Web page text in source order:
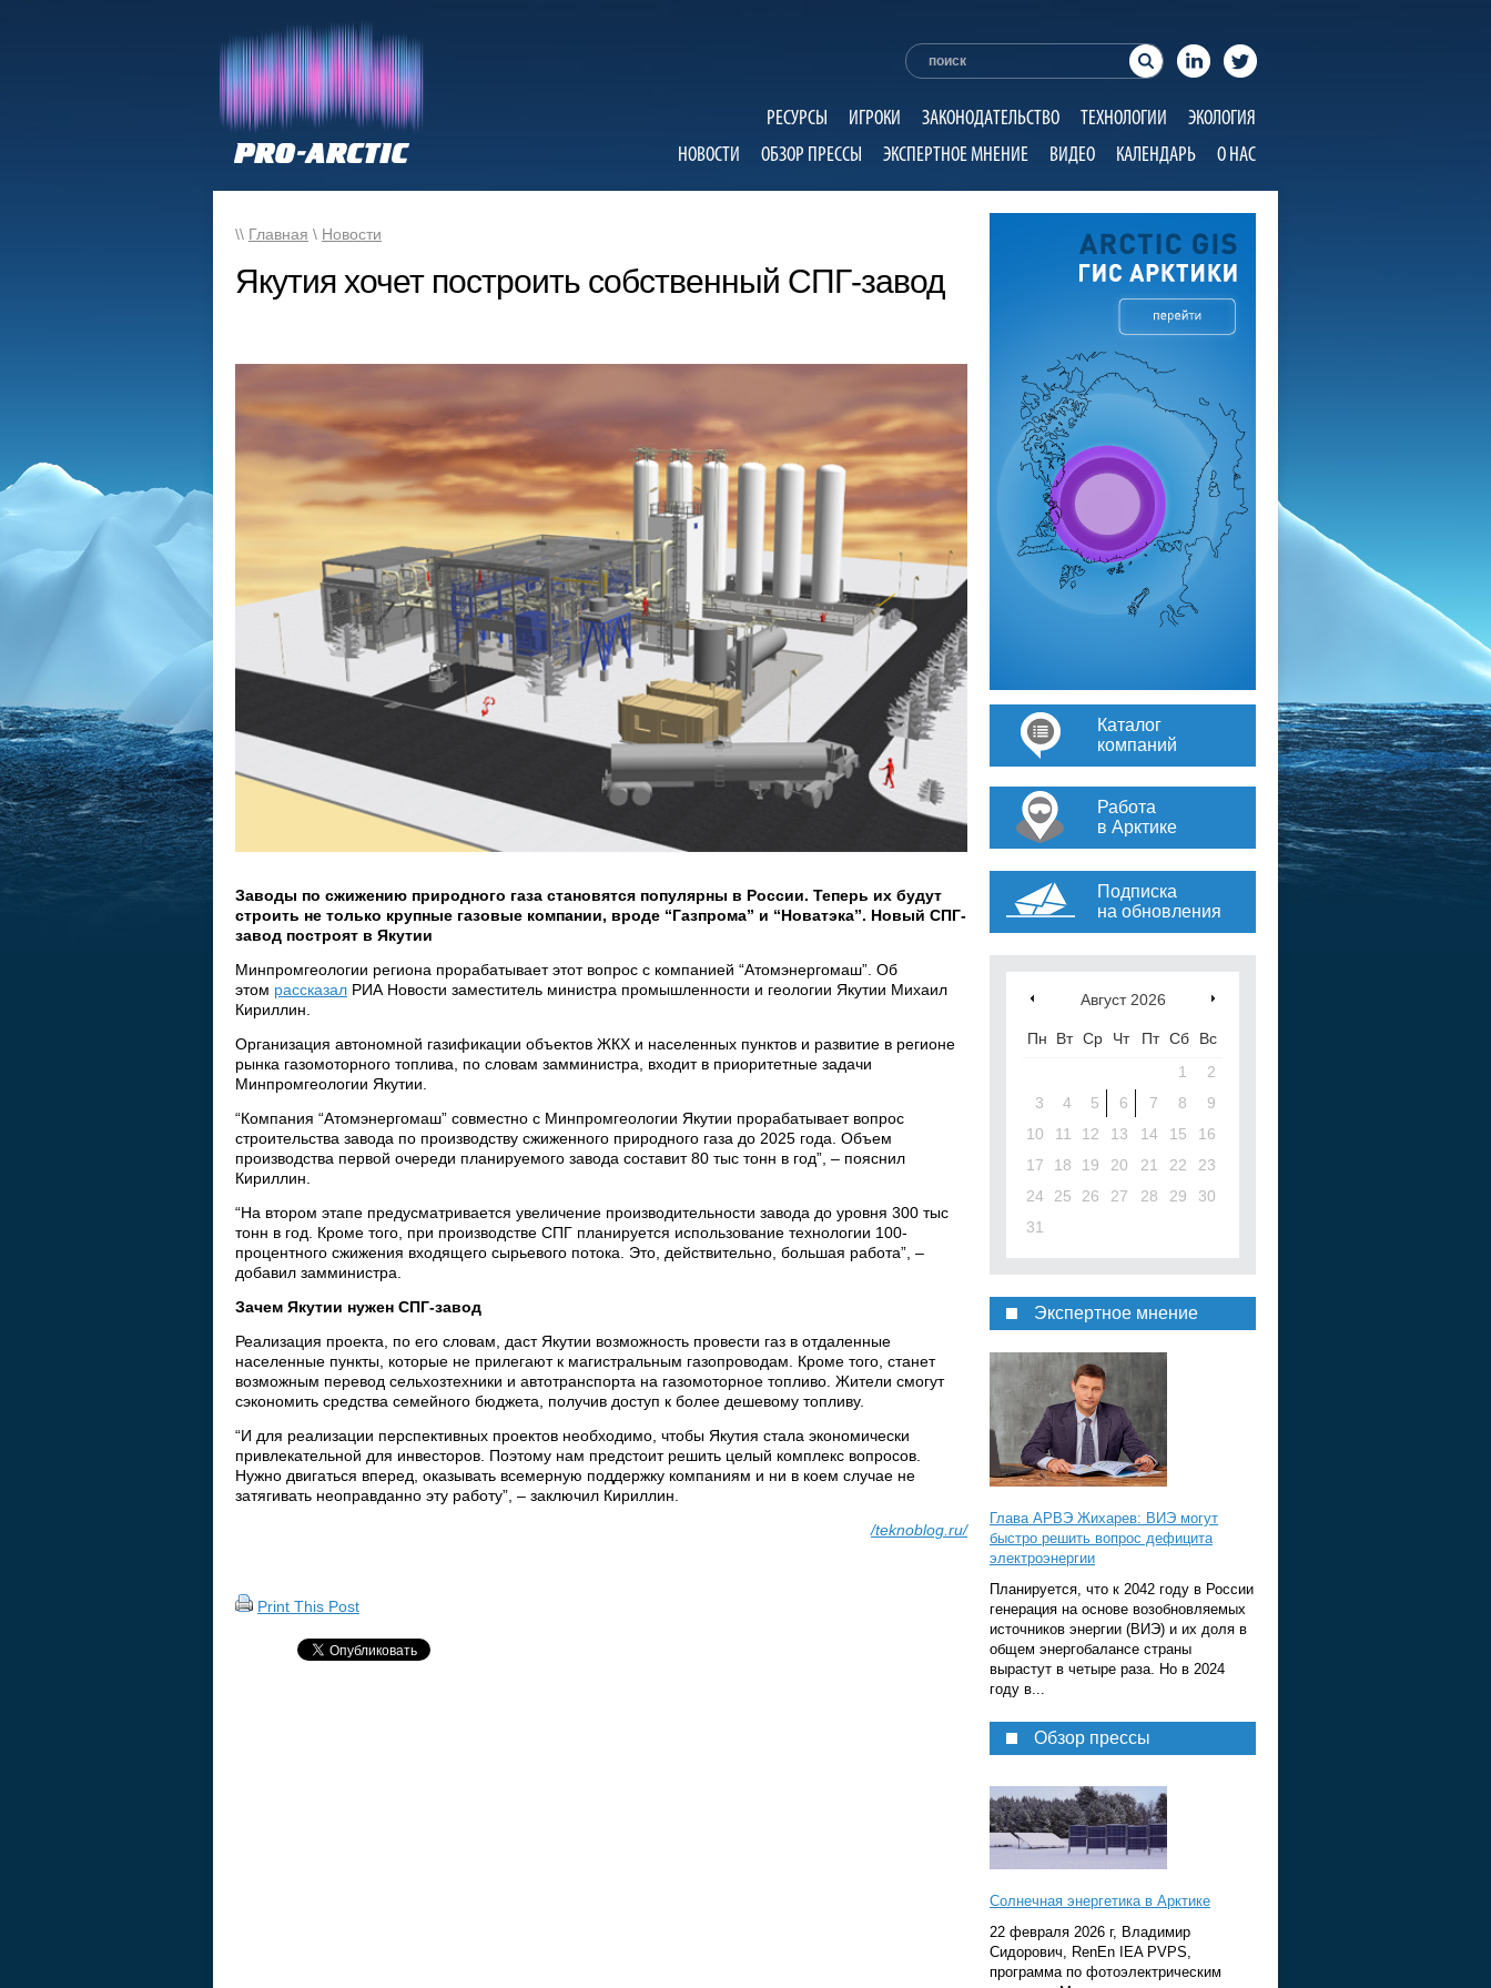
РЕСУРСЫ ИГРОКИ ЗАКОНОДАТЕЛЬСТВО ТЕХНОЛОГИИ
ЭКОЛОГИЯ
НОВОСТИ
ОБЗОР ПРЕССЫ ЭКСПЕРТНОЕ МНЕНИЕ ВИДЕО КАЛЕНДАРЬ О НАС
\\ Главная \ Новости
Якутия хочет построить собственный СПГ-завод
Заводы по сжижению природного газа становятся популярны в России. Теперь их будут
строить не только крупные газовые компании, вроде “Газпрома” и “Новатэка”. Новый СПГ-
завод построят в Якутии
Минпромгеологии региона прорабатывает этот вопрос с компанией “Атомэнергомаш”. Об
этом рассказал РИА Новости заместитель министра промышленности и геологии Якутии Михаил
Кириллин.
Организация автономной газификации объектов ЖКХ и населенных пунктов и развитие в регионе
рынка газомоторного топлива, по словам замминистра, входит в приоритетные задачи
Минпромгеологии Якутии.
“Компания “Атомэнергомаш” совместно с Минпромгеологии Якутии прорабатывает вопрос
строительства завода по производству сжиженного природного газа до 2025 года. Объем
производства первой очереди планируемого завода составит 80 тыс тонн в год”, – пояснил
Кириллин.
“На втором этапе предусматривается увеличение производительности завода до уровня 300 тыс
тонн в год. Кроме того, при производстве СПГ планируется использование технологии 100-
процентного сжижения входящего сырьевого потока. Это, действительно, большая работа”, –
добавил замминистра.
Зачем Якутии нужен СПГ-завод
Реализация проекта, по его словам, даст Якутии возможность провести газ в отдаленные
населенные пункты, которые не прилегают к магистральным газопроводам. Кроме того, станет
возможным перевод сельхозтехники и автотранспорта на газомоторное топливо. Жители смогут
сэкономить средства семейного бюджета, получив доступ к более дешевому топливу.
“И для реализации перспективных проектов необходимо, чтобы Якутия стала экономически
привлекательной для инвесторов. Поэтому нам предстоит решить целый комплекс вопросов.
Нужно двигаться вперед, оказывать всемерную поддержку компаниям и ни в коем случае не
затягивать неоправданно эту работу”, – заключил Кириллин.
/teknoblog.ru/
Print This Post
Каталог
компаний
Работа
в Арктике
Подписка
на обновления
Август 2026
Пн Вт Ср Чт Пт Сб
Вс
1
2
3
4 5 6 7 8
9
10
11 12 13 14 15
16
17
18 19 20 21 22
23
24
25 26 27 28 29
30
31
Экспертное мнение
Глава АРВЭ Жихарев: ВИЭ могут
быстро решить вопрос дефицита
электроэнергии
Планируется, что к 2042 году в России
генерация на основе возобновляемых
источников энергии (ВИЭ) и их доля в
общем энергобалансе страны
вырастут в четыре раза. Но в 2024
году в...
Обзор прессы
Солнечная энергетика в Арктике
22 февраля 2026 г, Владимир
Сидорович, RenEn IEA PVPS,
программа по фотоэлектрическим